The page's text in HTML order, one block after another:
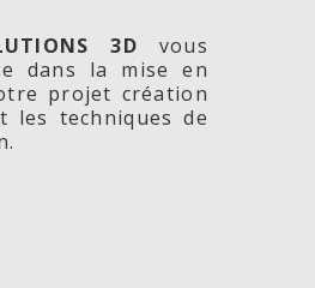
3D vous
dans la mise en
projet création
les techniques de